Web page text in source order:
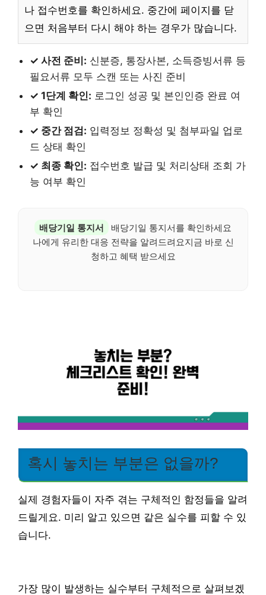
나 접수번호를 확인하세요. 중간에 페이지를 닫
으면 처음부터 다시 해야 하는 경우가 많습니다.
✓ 사전 준비: 신분증, 통장사본, 소득증빙서류 등
필요서류 모두 스캔 또는 사진 준비
✓ 1단계 확인: 로그인 성공 및 본인인증 완료 여
부 확인
✓ 중간 점검: 입력정보 정확성 및 첨부파일 업로
드 상태 확인
✓ 최종 확인: 접수번호 발급 및 처리상태 조회 가
능 여부 확인
배당기일 통지서
배당기일 통지서를 확인하세요
나에게 유리한 대응 전략을 알려드려요지금 바로 신
청하고 혜택 받으세요
혹시 놓치는 부분은 없을까?
실제 경험자들이 자주 겪는 구체적인 함정들을 알려
드릴게요. 미리 알고 있으면 같은 실수를 피할 수 있
습니다.
가장 많이 발생하는 실수부터 구체적으로 살펴보겠